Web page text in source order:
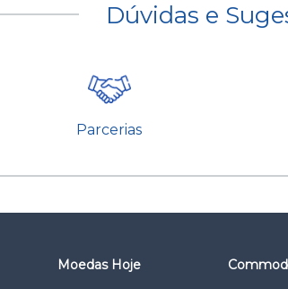
Dúvidas e
Parcerias
Moedas Hoje